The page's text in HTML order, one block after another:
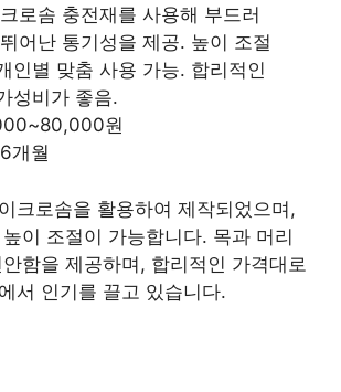
로솜 충전재를 사용해 부드러
어난 통기성을 제공. 높이 조절
인별 맞춤 사용 가능. 합리적인
성비가 좋음.
원
개월
크로솜을 활용하여 제작되었으며,
이 조절이 가능합니다. 목과 머리
함을 제공하며, 합리적인 가격대로
서 인기를 끌고 있습니다.